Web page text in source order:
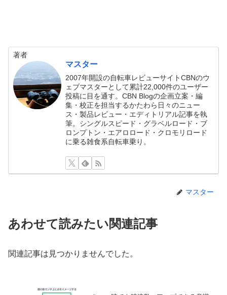
著者
マスター
2007年開設の自転車レビューサイトCBNのウ
ェブマスターとして累計22,000件のユーザー
投稿に目を通す。CBN Blogの企画立案・編
集・校正を担当するかたわら日々のニュー
ス・製品レビュー・エディトリアル記事を執
筆。シングルスピード・グラベルロード・ブ
ロンプトン・エアロロード・クロモリロード
に乗る雑食系自転車乗り。
マスター
あわせて読みたい関連記事
関連記事は見つかりませんでした。